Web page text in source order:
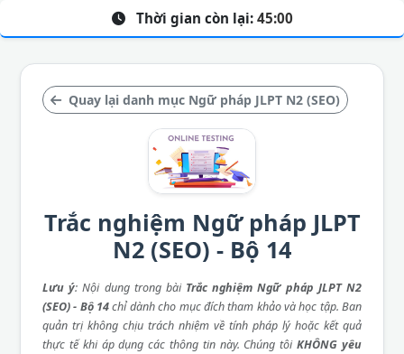
Quay lại danh mục Ngữ pháp JLPT N2 (SEO)
Trắc nghiệm Ngữ pháp JLPT
N2 (SEO) - Bộ 14
Lưu ý: Nội dung trong bài Trắc nghiệm Ngữ pháp JLPT N2
(SEO) - Bộ 14chỉ dành cho mục đích tham khảo và học tập. Ban
quản trị không chịu trách nhiệm về tính pháp lý hoặc kết quả
thực tế khi áp dụng các thông tin này. Chúng tôiKHÔNG yêu
Thời gian còn lại: 45:00